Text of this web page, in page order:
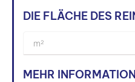
DIE FLÄCHE DES
MEHR